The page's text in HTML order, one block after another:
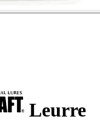
Leurre